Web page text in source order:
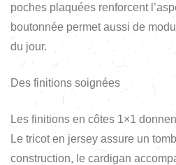
poches plaquées renforcent
boutonnée permet aussi de
du jour.
Des finitions soignées
Les finitions en côtes 1×1
Le tricot en jersey assure un
construction, le cardigan